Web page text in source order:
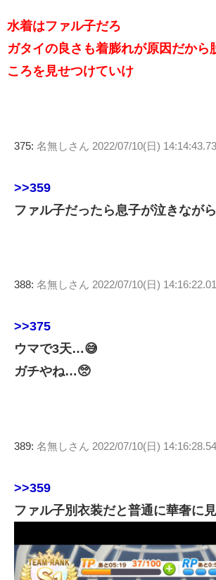
水着はファル子だろ
ガタイの良さも着膨れが原因だから
ころを見せつけていけ
375: 名無しさん 2022/07/10(日)
>>359
ファル子だったら息子が泣きなが
388: 名無しさん 2022/07/10(日)
>>375
ウマで3天…😅
ガチやね…🥺
389: 名無しさん 2022/07/10(日)
>>359
ファル子別衣装だと普通に華奢に